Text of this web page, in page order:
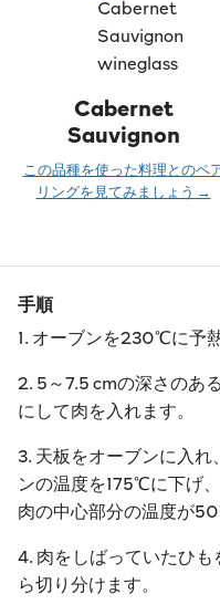
Cabernet
Sauvignon
この品種を使った料理とのペ
リングを見てみましょう →
手順
1. オーブンを230℃に予熱
2. 5～7.5 cmの深さのあ
にして肉を入れます。
3. 天板をオーブンに入
ンの温度を175℃に下げ
肉の中心部分の温度が
4. 肉をしばっていたひ
ら切り分けます。